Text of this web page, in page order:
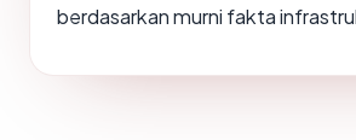
berdasarkan murni fakta